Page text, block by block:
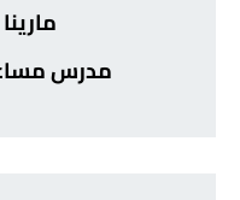
مدرس